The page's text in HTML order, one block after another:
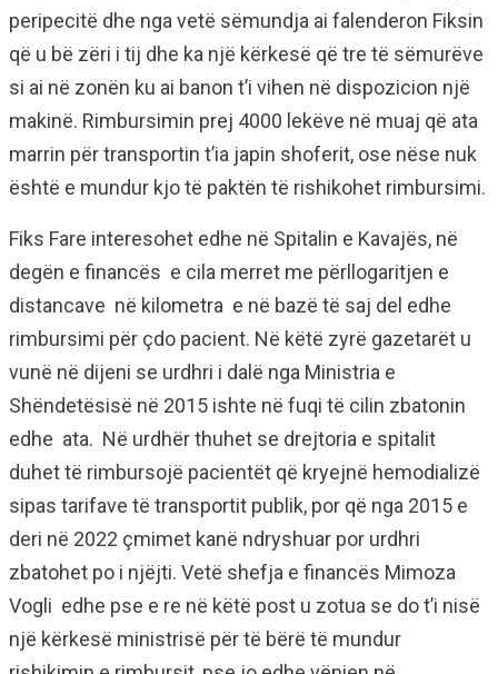
peripecitë dhe nga vetë sëmundja ai falenderon Fiksin
që u bë zëri i tij dhe ka një kërkesë që tre të sëmurëve
si ai në zonën ku ai banon t’i vihen në dispozicion një
makinë. Rimbursimin prej 4000 lekëve në muaj që ata
marrin për transportin t’ia japin shoferit, ose nëse nuk
është e mundur kjo të paktën të rishikohet rimbursimi.
Fiks Fare interesohet edhe në Spitalin e Kavajës, në
degën e financës e cila merret me përllogaritjen e
distancave në kilometra e në bazë të saj del edhe
rimbursimi për çdo pacient. Në këtë zyrë gazetarët u
vunë në dijeni se urdhri i dalë nga Ministria e
Shëndetësisë në 2015 ishte në fuqi të cilin zbatonin
edhe ata. Në urdhër thuhet se drejtoria e spitalit
duhet të rimbursojë pacientët që kryejnë hemodializë
sipas tarifave të transportit publik, por që nga 2015 e
deri në 2022 çmimet kanë ndryshuar por urdhri
zbatohet po i njëjti. Vetë shefja e financës Mimoza
Vogli edhe pse e re në këtë post u zotua se do t’i nisë
një kërkesë ministrisë për të bërë të mundur